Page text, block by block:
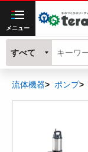
メニュー
すべて
流体機器 ポンプ